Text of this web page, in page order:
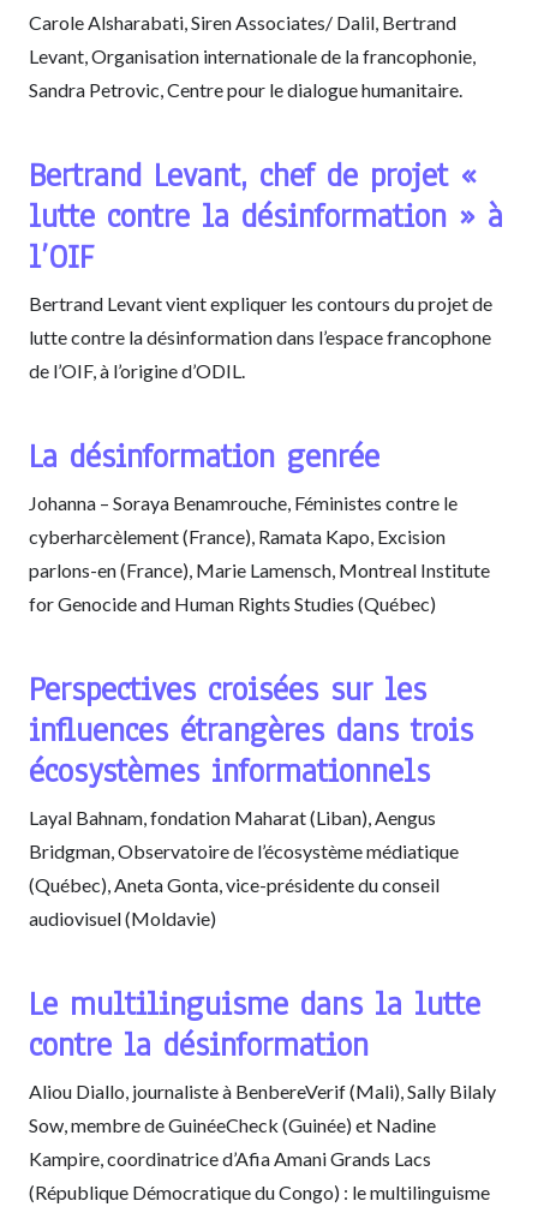
Carole Alsharabati, Siren Associates/ Dalil, Bertrand
Levant, Organisation internationale de la francophonie,
Sandra Petrovic, Centre pour le dialogue humanitaire.
Bertrand Levant, chef de projet «
lutte contre la désinformation » à
l’OIF
Bertrand Levant vient expliquer les contours du projet de
lutte contre la désinformation dans l’espace francophone
de l’OIF, à l’origine d’ODIL.
La désinformation genrée
Johanna – Soraya Benamrouche, Féministes contre le
cyberharcèlement (France), Ramata Kapo, Excision
parlons-en (France), Marie Lamensch, Montreal Institute
for Genocide and Human Rights Studies (Québec)
Perspectives croisées sur les
influences étrangères dans trois
écosystèmes informationnels
Layal Bahnam, fondation Maharat (Liban), Aengus
Bridgman, Observatoire de l’écosystème médiatique
(Québec), Aneta Gonta, vice-présidente du conseil
audiovisuel (Moldavie)
Le multilinguisme dans la lutte
contre la désinformation
Aliou Diallo, journaliste à BenbereVerif (Mali), Sally Bilaly
Sow, membre de GuinéeCheck (Guinée) et Nadine
Kampire, coordinatrice d’Afia Amani Grands Lacs
(République Démocratique du Congo) : le multilinguisme